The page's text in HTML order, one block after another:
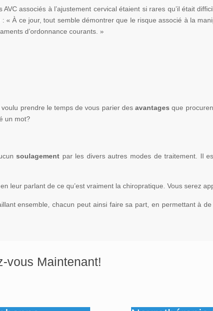
AVC associés à l’ajustement cervical étaient si rares qu’il était
: « À ce jour, tout semble démontrer que le risque associé à la
d’ordonnance courants. »
voulu prendre le temps de vous parier desavantages que
un mot?
soulagement par les divers autres modes de traitement. Il
leur parlant de ce qu’est vraiment la chiropratique. Vous serez
ensemble, chacun peut ainsi faire sa part, en permettant à de
vous Maintenant!